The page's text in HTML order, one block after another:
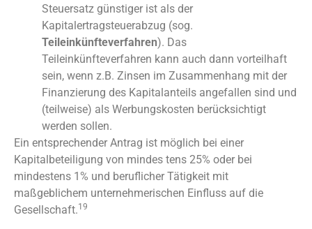
Steuersatz günstiger ist als der
Kapitalertragsteuerabzug (sog.
Teileinkünfteverfahren). Das
Teileinkünfteverfahren kann auch dann vorteilhaft
sein, wenn z.B. Zinsen im Zusammenhang mit der
Finanzierung des Kapitalanteils angefallen sind und
(teilweise) als Werbungskosten berücksichtigt
werden sollen.
Ein entsprechender Antrag ist möglich bei einer
Kapitalbeteiligung von mindes tens 25% oder bei
mindestens 1% und beruflicher Tätigkeit mit
maßgeblichem unternehmerischen Einfluss auf die
Gesellschaft.19